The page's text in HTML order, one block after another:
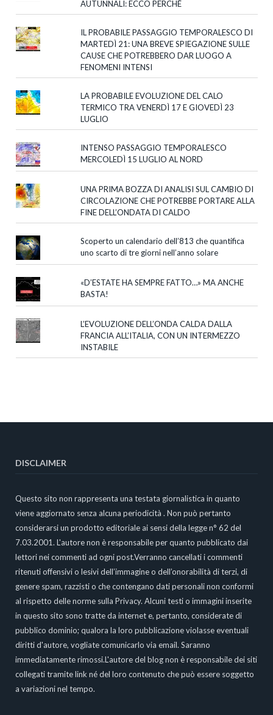
AUTUNNALI: ECCO PERCHÉ
IL PROBABILE PASSAGGIO TEMPORALESCO DI
MARTEDÌ 21: UNA BREVE SPIEGAZIONE SULLE
CAUSE CHE POTREBBERO DAR LUOGO A
FENOMENI INTENSI
LA PROBABILE EVOLUZIONE DEL CALO
TERMICO TRA VENERDÌ 17 E GIOVEDÌ 23
LUGLIO
INTENSO PASSAGGIO TEMPORALESCO
MERCOLEDÌ 15 LUGLIO AL NORD
UNA PRIMA BOZZA DI ANALISI SUL CAMBIO DI
CIRCOLAZIONE CHE POTREBBE PORTARE ALLA
FINE DELL’ONDATA DI CALDO
Scoperto un calendario dell’813 che quantifica
uno scarto di tre giorni nell’anno solare
«D’ESTATE HA SEMPRE FATTO…» MA ANCHE
BASTA!
L’EVOLUZIONE DELL’ONDA CALDA DALLA
FRANCIA ALL’ITALIA, CON UN INTERMEZZO
INSTABILE
DISCLAIMER
Questo sito non rappresenta una testata giornalistica in quanto
viene aggiornato senza alcuna periodicità . Non può pertanto
considerarsi un prodotto editoriale ai sensi della legge n° 62 del
7.03.2001. L'autore non è responsabile per quanto pubblicato dai
lettori nei commenti ad ogni post.Verranno cancellati i commenti
ritenuti offensivi o lesivi dell’immagine o dell’onorabilità di terzi, di
genere spam, razzisti o che contengano dati personali non conformi
al rispetto delle norme sulla Privacy. Alcuni testi o immagini inserite
in questo sito sono tratte da internet e, pertanto, considerate di
pubblico dominio; qualora la loro pubblicazione violasse eventuali
diritti d'autore, vogliate comunicarlo via email. Saranno
immediatamente rimossi.L'autore del blog non è responsabile dei siti
collegati tramite link né del loro contenuto che può essere soggetto
a variazioni nel tempo.